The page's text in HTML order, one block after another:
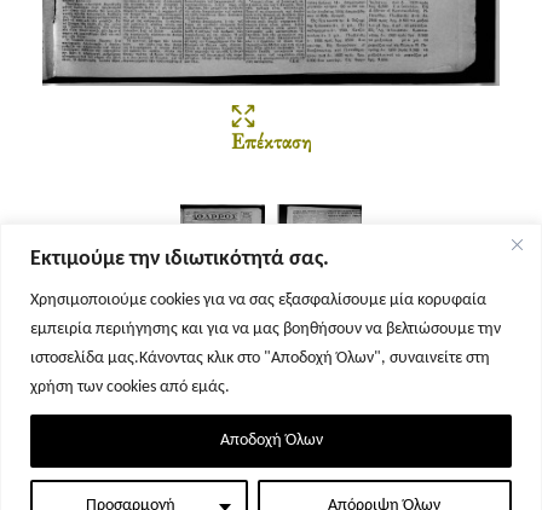
Εκτιμούμε την ιδιωτικότητά σας.
Χρησιμοποιούμε cookies για να σας εξασφαλίσουμε μία κορυφαία
εμπειρία περιήγησης και για να μας βοηθήσουν να βελτιώσουμε την
ιστοσελίδα μας.Κάνοντας κλικ στο "Αποδοχή Όλων", συναινείτε στη
χρήση των cookies από εμάς.
Προσαρμογή Απόρριψη Όλων
Αποδοχή Όλων
Επέκταση
Σελίδα 1 Σελίδα 2